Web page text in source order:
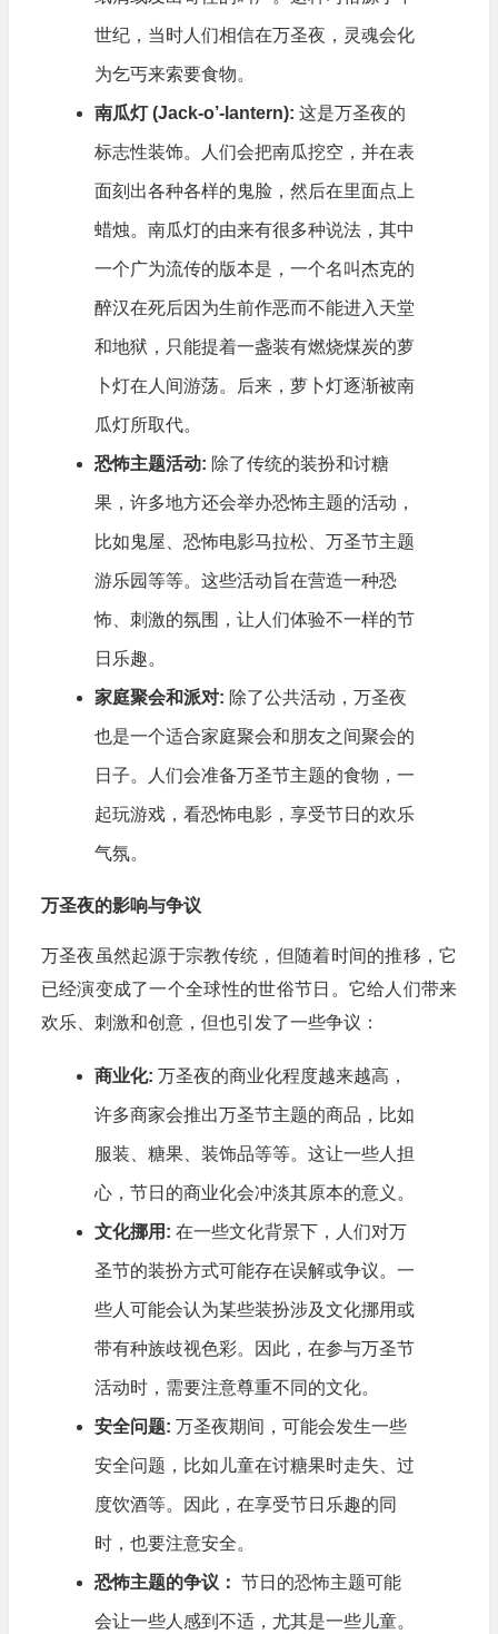
世纪，当时人们相信在万圣夜，灵魂会化
为乞丐来索要食物。
南瓜灯 (Jack-o’-lantern): 这是万圣夜的
标志性装饰。人们会把南瓜挖空，并在表
面刻出各种各样的鬼脸，然后在里面点上
蜡烛。南瓜灯的由来有很多种说法，其中
一个广为流传的版本是，一个名叫杰克的
醉汉在死后因为生前作恶而不能进入天堂
和地狱，只能提着一盏装有燃烧煤炭的萝
卜灯在人间游荡。后来，萝卜灯逐渐被南
瓜灯所取代。
恐怖主题活动: 除了传统的装扮和讨糖
果，许多地方还会举办恐怖主题的活动，
比如鬼屋、恐怖电影马拉松、万圣节主题
游乐园等等。这些活动旨在营造一种恐
怖、刺激的氛围，让人们体验不一样的节
日乐趣。
家庭聚会和派对: 除了公共活动，万圣夜
也是一个适合家庭聚会和朋友之间聚会的
日子。人们会准备万圣节主题的食物，一
起玩游戏，看恐怖电影，享受节日的欢乐
气氛。
万圣夜的影响与争议
万圣夜虽然起源于宗教传统，但随着时间的推移，它
已经演变成了一个全球性的世俗节日。它给人们带来
欢乐、刺激和创意，但也引发了一些争议：
商业化: 万圣夜的商业化程度越来越高，
许多商家会推出万圣节主题的商品，比如
服装、糖果、装饰品等等。这让一些人担
心，节日的商业化会冲淡其原本的意义。
文化挪用: 在一些文化背景下，人们对万
圣节的装扮方式可能存在误解或争议。一
些人可能会认为某些装扮涉及文化挪用或
带有种族歧视色彩。因此，在参与万圣节
活动时，需要注意尊重不同的文化。
安全问题: 万圣夜期间，可能会发生一些
安全问题，比如儿童在讨糖果时走失、过
度饮酒等。因此，在享受节日乐趣的同
时，也要注意安全。
恐怖主题的争议： 节日的恐怖主题可能
会让一些人感到不适，尤其是一些儿童。